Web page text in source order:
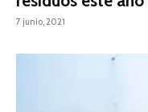
7 junio, 2021